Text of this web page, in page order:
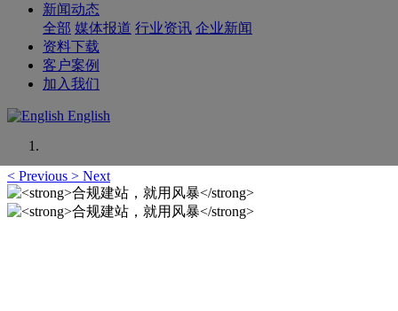
新闻动态
全部 媒体报道 行业资讯 企业新闻
资料下载
客户案例
加入我们
English
< Previous > Next